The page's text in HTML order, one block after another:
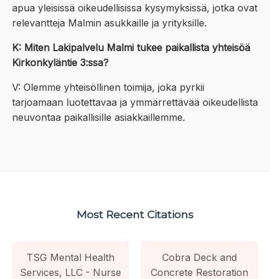
apua yleisissä oikeudellisissa kysymyksissä, jotka ovat
relevantteja Malmin asukkaille ja yrityksille.
K: Miten Lakipalvelu Malmi tukee paikallista yhteisöä
Kirkonkyläntie 3:ssa?
V: Olemme yhteisöllinen toimija, joka pyrkii
tarjoamaan luotettavaa ja ymmärrettävää oikeudellista
neuvontaa paikallisille asiakkaillemme.
Most Recent Citations
TSG Mental Health
Services, LLC - Nurse
Cobra Deck and
Concrete Restoration